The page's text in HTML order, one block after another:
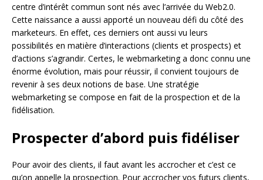
centre d’intérêt commun sont nés avec l’arrivée du Web2.0.
Cette naissance a aussi apporté un nouveau défi du côté des
marketeurs. En effet, ces derniers ont aussi vu leurs
possibilités en matière d’interactions (clients et prospects) et
d’actions s’agrandir. Certes, le webmarketing a donc connu une
énorme évolution, mais pour réussir, il convient toujours de
revenir à ses deux notions de base. Une stratégie
webmarketing se compose en fait de la prospection et de la
fidélisation.
Prospecter d’abord puis fidéliser
Pour avoir des clients, il faut avant les accrocher et c’est ce
qu’on appelle la prospection. Pour accrocher vos futurs clients,